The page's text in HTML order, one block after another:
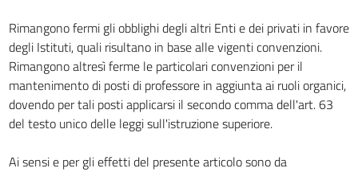
Rimangono fermi gli obblighi degli altri Enti e dei privati in favore
degli Istituti, quali risultano in base alle vigenti convenzioni.
Rimangono altresì ferme le particolari convenzioni per il
mantenimento di posti di professore in aggiunta ai ruoli organici,
dovendo per tali posti applicarsi il secondo comma dell'art. 63
del testo unico delle leggi sull'istruzione superiore.
Ai sensi e per gli effetti del presente articolo sono da